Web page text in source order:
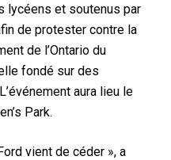
lycéens et soutenus par
de protester contre la
de l’Ontario du
fondé sur des
aura lieu le
Park.
vient de céder », a